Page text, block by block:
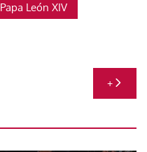
Papa León XIV
+